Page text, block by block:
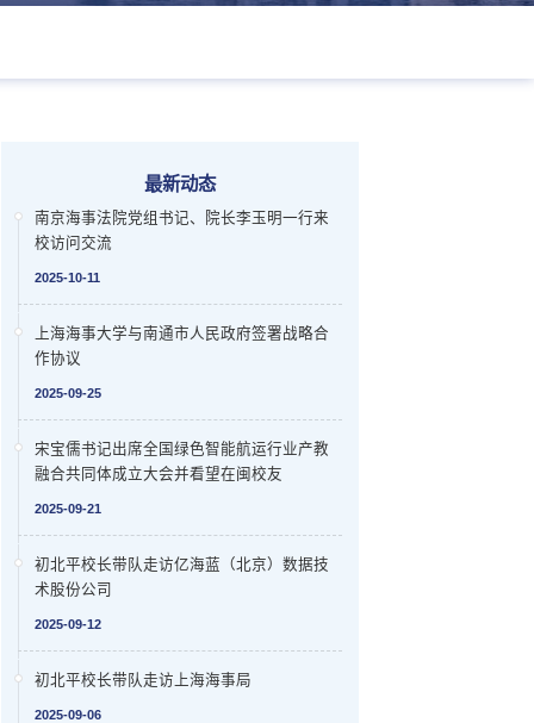
最新动态
南京海事法院党组书记、院长李玉明一行来
校访问交流
2025-10-11
上海海事大学与南通市人民政府签署战略合
作协议
2025-09-25
宋宝儒书记出席全国绿色智能航运行业产教
融合共同体成立大会并看望在闽校友
2025-09-21
初北平校长带队走访亿海蓝（北京）数据技
术股份公司
2025-09-12
初北平校长带队走访上海海事局
2025-09-06